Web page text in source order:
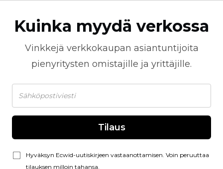
Kuinka myydä verkossa
Vinkkejä verkkokaupan asiantuntijoita
pienyritysten omistajille ja yrittäjille.
Tilaus
Hyväksyn Ecwid-uutiskirjeen vastaanottamisen. Voin peruuttaa
tilauksen milloin tahansa.